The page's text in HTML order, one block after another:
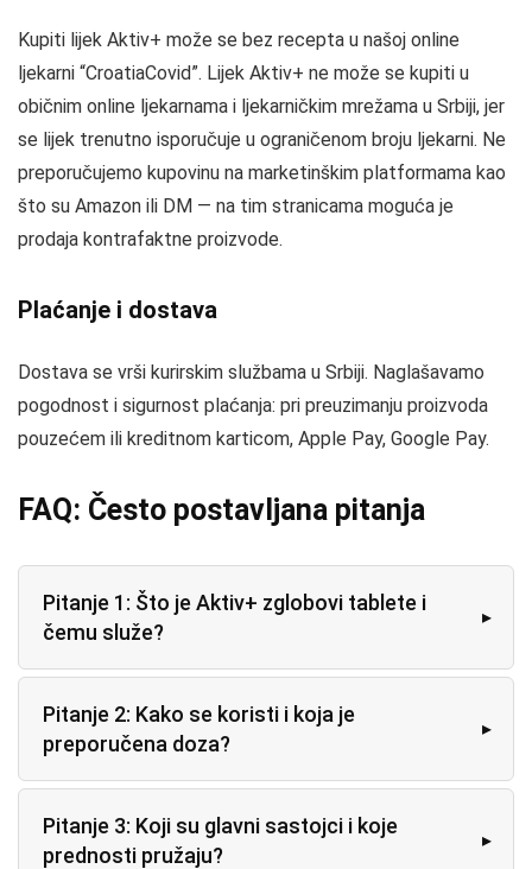
Kupiti lijek Aktiv+ može se bez recepta u našoj online
ljekarni “CroatiaCovid”. Lijek Aktiv+ ne može se kupiti u
običnim online ljekarnama i ljekarničkim mrežama u Srbiji, jer
se lijek trenutno isporučuje u ograničenom broju ljekarni. Ne
preporučujemo kupovinu na marketinškim platformama kao
što su Amazon ili DM — na tim stranicama moguća je
prodaja kontrafaktne proizvode.
Plaćanje i dostava
Dostava se vrši kurirskim službama u Srbiji. Naglašavamo
pogodnost i sigurnost plaćanja: pri preuzimanju proizvoda
pouzećem ili kreditnom karticom, Apple Pay, Google Pay.
FAQ: Često postavljana pitanja
Pitanje 1: Što je Aktiv+ zglobovi tablete i
čemu služe?
Pitanje 2: Kako se koristi i koja je
preporučena doza?
Pitanje 3: Koji su glavni sastojci i koje
prednosti pružaju?